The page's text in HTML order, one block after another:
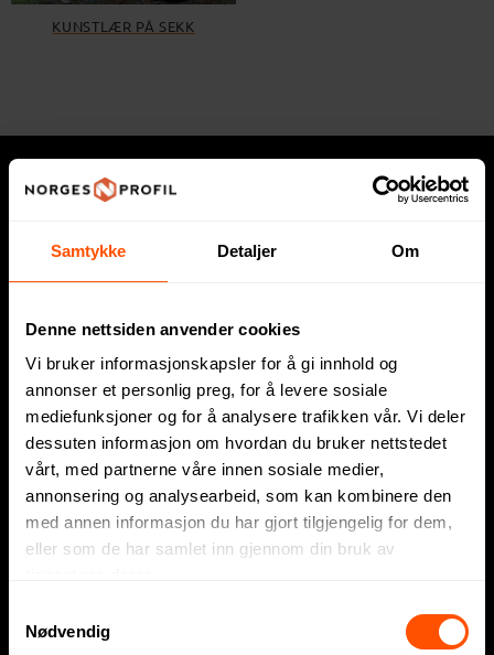
Samtykke Detaljer Om
Denne nettsiden anvender cookies
Vi bruker informasjonskapsler for å gi innhold og
annonser et personlig preg, for å levere sosiale
mediefunksjoner og for å analysere trafikken vår. Vi deler
dessuten informasjon om hvordan du bruker nettstedet
vårt, med partnerne våre innen sosiale medier,
annonsering og analysearbeid, som kan kombinere den
med annen informasjon du har gjort tilgjengelig for dem,
eller som de har samlet inn gjennom din bruk av
Nødvendig
KUNSTLÆR PÅ SEKK
Express
Displayartikler
Firmagaver
Sportsklær
Arbeidsklær
Fotball-VM 2026